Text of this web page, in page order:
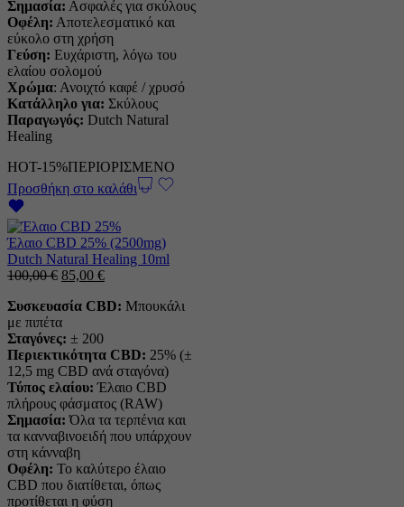
Σημασία: Ασφαλές για σκύλους
Οφέλη: Αποτελεσματικό και
εύκολο στη χρήση
Γεύση: Ευχάριστη, λόγω του
ελαίου σολομού
Χρώμα: Ανοιχτό καφέ / χρυσό
Κατάλληλο για: Σκύλους
Παραγωγός: Dutch Natural
Healing
HOT-15%ΠΕΡΙΟΡΙΣΜΕΝΟ
Προσθήκη στο καλάθι
Έλαιο CBD 25% (2500mg)
Dutch Natural Healing 10ml
100,00€ Η
τιμή
ήταν:
100,00 €.
85,00 €Η
τιμή
Συσκευασία CBD: Μπουκάλι
με πιπέτα
Σταγόνες: ± 200
Περιεκτικότητα CBD: 25% (±
12,5 mg CBD ανά σταγόνα)
Τύπος ελαίου: Έλαιο CBD
πλήρους φάσματος (RAW)
Σημασία: Όλα τα τερπένια και
τα κανναβινοειδή που υπάρχουν
στη κάνναβη
Οφέλη: Το καλύτερο έλαιο
CBD που διατίθεται, όπως
προτίθεται η φύση